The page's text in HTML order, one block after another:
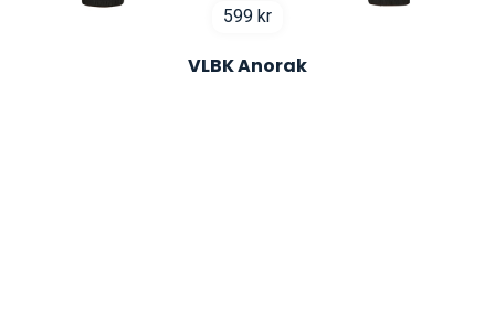
599 kr
VLBK Anorak